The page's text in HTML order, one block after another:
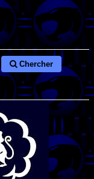
Chercher